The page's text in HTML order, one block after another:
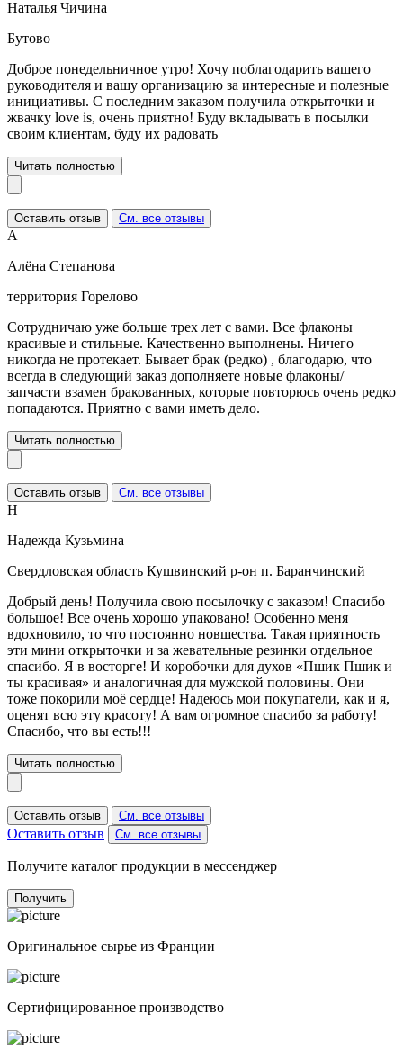
Наталья Чичина
Бутово
Доброе понедельничное утро! Хочу поблагодарить вашего
руководителя и вашу организацию за интересные и полезные
инициативы. С последним заказом получила открыточки и
жвачку love is, очень приятно! Буду вкладывать в посылки
своим клиентам, буду их радовать
Читать полностью
Оставить отзыв См. все отзывы
А
Алёна Степанова
территория Горелово
Сотрудничаю уже больше трех лет с вами. Все флаконы
красивые и стильные. Качественно выполнены. Ничего
никогда не протекает. Бывает брак (редко) , благодарю, что
всегда в следующий заказ дополняете новые флаконы/
запчасти взамен бракованных, которые повторюсь очень редко
попадаются. Приятно с вами иметь дело.
Читать полностью
Оставить отзыв См. все отзывы
Н
Надежда Кузьмина
Свердловская область Кушвинский р-он п. Баранчинский
Добрый день! Получила свою посылочку с заказом! Спасибо
большое! Все очень хорошо упаковано! Особенно меня
вдохновило, то что постоянно новшества. Такая приятность
эти мини открыточки и за жевательные резинки отдельное
спасибо. Я в восторге! И коробочки для духов «Пшик Пшик и
ты красивая» и аналогичная для мужской половины. Они
тоже покорили моё сердце! Надеюсь мои покупатели, как и я,
оценят всю эту красоту! А вам огромное спасибо за работу!
Спасибо, что вы есть!!!
Читать полностью
Оставить отзыв См. все отзывы
Оставить отзыв См. все отзывы
Получите каталог продукции в мессенджер
Получить
Оригинальное сырье из Франции
Сертифицированное производство